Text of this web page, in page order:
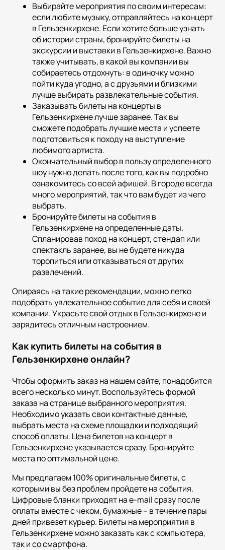
Выбирайте мероприятия по своим интересам:
если любите музыку, отправляйтесь на концерт
в Гельзенкирхене. Если хотите больше узнать
об истории страны, бронируйте билеты на
экскурсии и выставки в Гельзенкирхене. Важно
также учитывать, в какой вы компании вы
собираетесь отдохнуть: в одиночку можно
пойти куда угодно, а с друзьями и близкими
лучше выбирать развлекательные события.
Заказывать билеты на концерты в
Гельзенкирхене лучше заранее. Так вы
сможете подобрать лучшие места и успеете
подготовиться к походу на выступление
любимого артиста.
Окончательный выбор в пользу определенного
шоу нужно делать после того, как вы подробно
ознакомитесь со всей афишей. В городе всегда
много мероприятий, так что вам будет из чего
выбрать.
Бронируйте билеты на события в
Гельзенкирхене на определенные даты.
Спланировав поход на концерт, стендап или
спектакль заранее, вы не будете никуда
торопиться или отказываться от других
развлечений.
Опираясь на такие рекомендации, можно легко
подобрать увлекательное событие для себя и своей
компании. Украсьте свой отдых в Гельзенкирхене и
зарядитесь отличным настроением.
Как купить билеты на события в
Гельзенкирхене онлайн?
Чтобы оформить заказ на нашем сайте, понадобится
всего несколько минут. Воспользуйтесь формой
заказа на странице выбранного мероприятия.
Необходимо указать свои контактные данные,
выбрать места на схеме площадки и подходящий
способ оплаты. Цена билетов на концерт в
Гельзенкирхене указывается сразу. Бронируйте
места по оптимальной цене.
Мы предлагаем 100% оригинальные билеты, с
которыми вы без проблем пройдете на события.
Цифровые бланки приходят на e-mail сразу после
оплаты вместе с чеком, бумажные – в течение пары
дней привезет курьер. Билеты на мероприятия в
Гельзенкирхене можно заказать как с компьютера,
так и со смартфона.